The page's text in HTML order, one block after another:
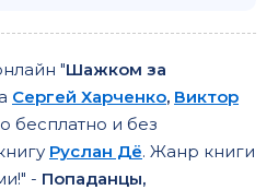
"Шажком за
Сергей Харченко, Виктор
бесплатно и без
Руслан Дё. Жанр книги
- Попаданцы,